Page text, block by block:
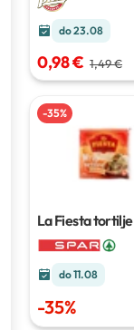
do 23.08
0,98 € 1,49 €
-35%
La Fiesta tortilje
ili 320 g
do 11.08
-35%